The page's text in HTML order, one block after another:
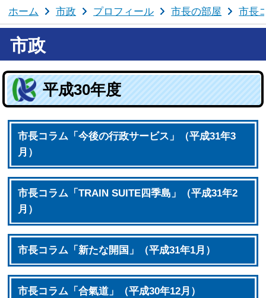
ホーム 市政 プロフィール 市長の部屋 市長
市政
平成30年度
市長コラム「今後の行政サービス」（平成31年3
月）
市長コラム「TRAIN SUITE四季島」（平成31年2
月）
市長コラム「新たな開国」（平成31年1月）
市長コラム「合氣道」（平成30年12月）